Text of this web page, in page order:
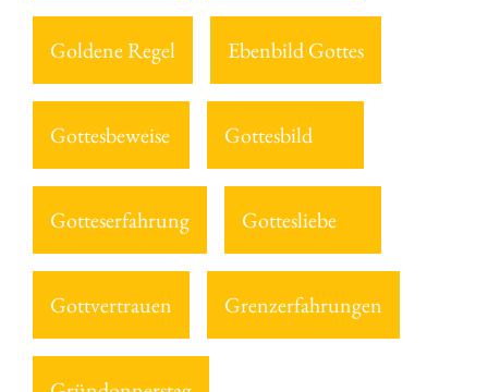
Goldene Regel Ebenbild Gottes
Gottesbeweise Gottesbild
Gotteserfahrung Gottesliebe
Gottvertrauen Grenzerfahrungen